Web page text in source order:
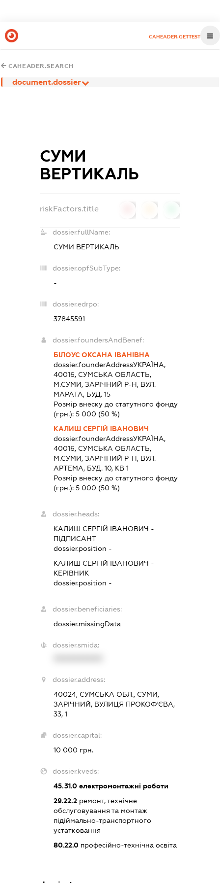
CAHEADER.GETTEST
CAHEADER.SEARCH
document.dossier
СУМИ
ВЕРТИКАЛЬ
riskFactors.title
dossier.fullName:
СУМИ ВЕРТИКАЛЬ
dossier.opfSubType:
-
dossier.edrpo:
37845591
dossier.foundersAndBenef:
БІЛОУС ОКСАНА ІВАНІВНА
dossier.founderAddressУКРАЇНА,
40016, СУМСЬКА ОБЛАСТЬ,
М.СУМИ, ЗАРІЧНИЙ Р-Н, ВУЛ.
МАРАТА, БУД. 15
Розмір внеску до статутного фонду
(грн.):5 000 (50 %)
КАЛИШ СЕРГІЙ ІВАНОВИЧ
dossier.founderAddressУКРАЇНА,
40016, СУМСЬКА ОБЛАСТЬ,
М.СУМИ, ЗАРІЧНИЙ Р-Н, ВУЛ.
АРТЕМА, БУД. 10, КВ 1
Розмір внеску до статутного фонду
(грн.):5 000 (50 %)
dossier.heads:
КАЛИШ СЕРГІЙ ІВАНОВИЧ -
ПІДПИСАНТ
dossier.position -
КАЛИШ СЕРГІЙ ІВАНОВИЧ -
КЕРІВНИК
dossier.position -
dossier.beneficiaries:
dossier.missingData
dossier.smida:
dossier.address:
40024, СУМСЬКА ОБЛ., СУМИ,
ЗАРІЧНИЙ, ВУЛИЦЯ ПРОКОФ'ЄВА,
33, 1
dossier.capital:
10 000 грн.
dossier.kveds:
45.31.0 електромонтажні роботи
29.22.2 ремонт, технічне
обслуговування та монтаж
підіймально-транспортного
устатковання
80.22.0 професійно-технічна освіта